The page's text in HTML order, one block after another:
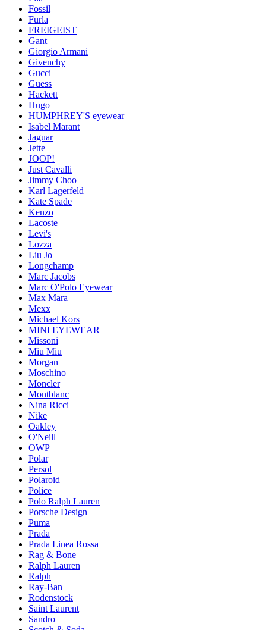
Fossil
Furla
FREIGEIST
Gant
Giorgio Armani
Givenchy
Gucci
Guess
Hackett
Hugo
HUMPHREY'S eyewear
Isabel Marant
Jaguar
Jette
JOOP!
Just Cavalli
Jimmy Choo
Karl Lagerfeld
Kate Spade
Kenzo
Lacoste
Levi's
Lozza
Liu Jo
Longchamp
Marc Jacobs
Marc O'Polo Eyewear
Max Mara
Mexx
Michael Kors
MINI EYEWEAR
Missoni
Miu Miu
Morgan
Moschino
Moncler
Montblanc
Nina Ricci
Nike
Oakley
O'Neill
OWP
Polar
Persol
Polaroid
Police
Polo Ralph Lauren
Porsche Design
Puma
Prada
Prada Linea Rossa
Rag & Bone
Ralph Lauren
Ralph
Ray-Ban
Rodenstock
Saint Laurent
Sandro